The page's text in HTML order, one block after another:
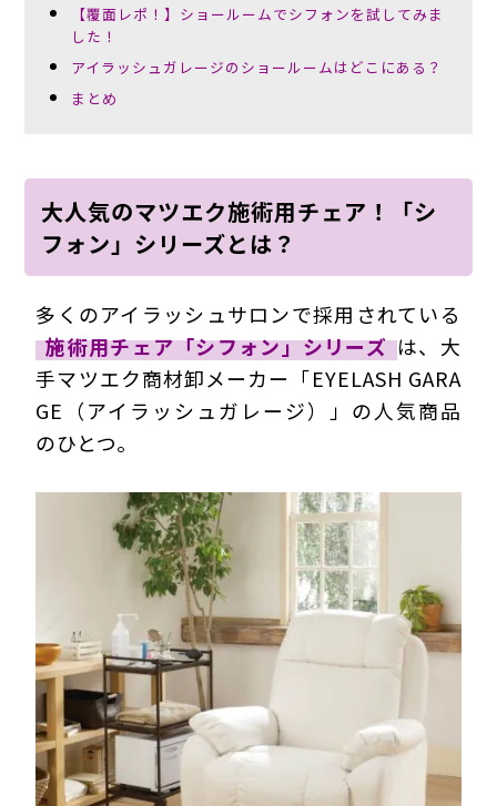
【覆面レポ！】ショールームでシフォンを試してみま
した！
アイラッシュガレージのショールームはどこにある？
まとめ
大人気のマツエク施術用チェア！「シ
フォン」シリーズとは？
多くのアイラッシュサロンで採用されている
施術用チェア「シフォン」シリーズ は、大
手マツエク商材卸メーカー「EYELASH GARA
GE（アイラッシュガレージ）」の人気商品
のひとつ。